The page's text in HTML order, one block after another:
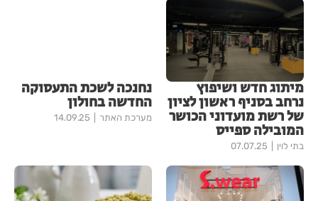
מיתוג חדש ושיפוץ
נרחב בסניף ראשון לציון
של רשת מועדוני הכושר
המובילה ספייס
בתי לוין 07.07.25
נחנכה לשכת התעסוקה
החדשה בחולון
מערכת האתר 14.09.25